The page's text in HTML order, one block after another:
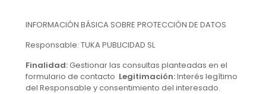
INFORMACIÓN BÁSICA SOBRE PROTECCIÓN DE DATOS
Responsable: TUKA PUBLICIDAD SL
Finalidad:Gestionar las consultas planteadas en el
formulario de contacto Legitimación:Interés legítimo
del Responsable y consentimiento del interesado.